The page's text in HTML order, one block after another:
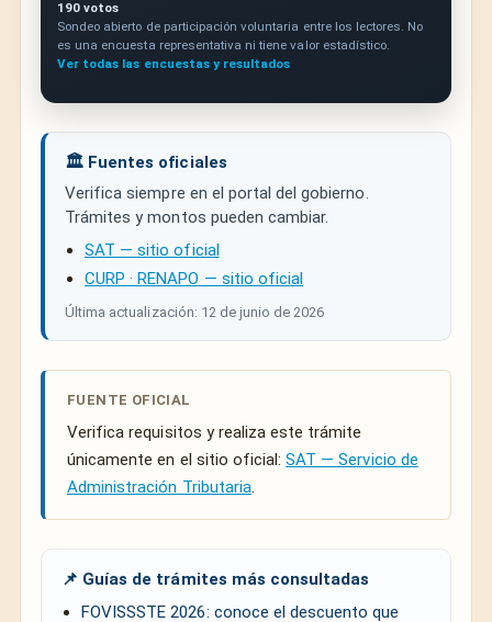
190 votos
Sondeo abierto de participación voluntaria entre los lectores. No
es una encuesta representativa ni tiene valor estadístico.
Ver todas las encuestas y resultados
🏛️ Fuentes oficiales
Verifica siempre en el portal del gobierno.
Trámites y montos pueden cambiar.
SAT — sitio oficial
CURP · RENAPO — sitio oficial
Última actualización: 12 de junio de 2026
FUENTE OFICIAL
Verifica requisitos y realiza este trámite
únicamente en el sitio oficial:SAT — Servicio de
Administración Tributaria.
📌 Guías de trámites más consultadas
FOVISSSTE 2026: conoce el descuento que